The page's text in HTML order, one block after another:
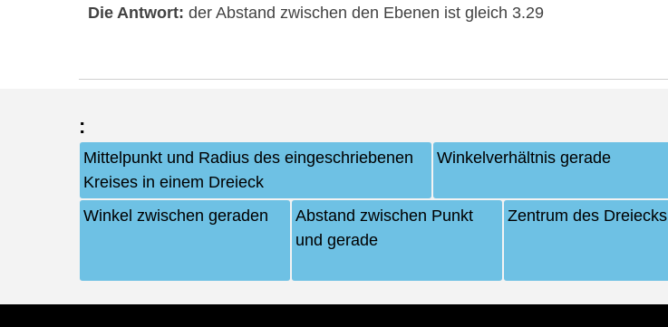
Die Antwort: der Abstand zwischen den Ebenen ist gleich 3.29
:
Mittelpunkt und Radius des eingeschriebenen
Kreises in einem Dreieck
Winkelverhältnis gerade
Winkel zwischen geraden
Abstand zwischen Punkt
und gerade
Zentrum des Dreiecks